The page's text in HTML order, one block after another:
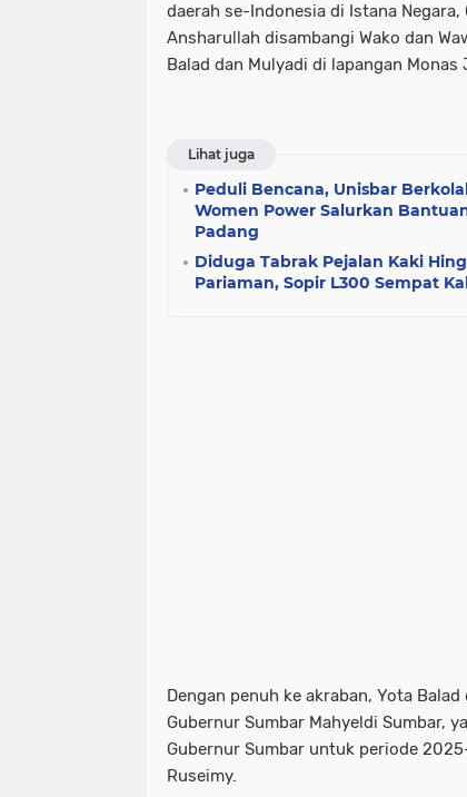
daerah se-Indonesia di Istana Negara,
Ansharullah disambangi Wako dan
Balad dan Mulyadi di lapangan Monas
Lihat juga
Peduli Bencana, Unisbar
Women Power Salurkan
Padang
Diduga Tabrak Pejalan Kaki
Pariaman, Sopir L300 Sempat
Dengan penuh ke akraban, Yota
Gubernur Sumbar Mahyeldi Sumbar,
Gubernur Sumbar untuk periode
Ruseimy.